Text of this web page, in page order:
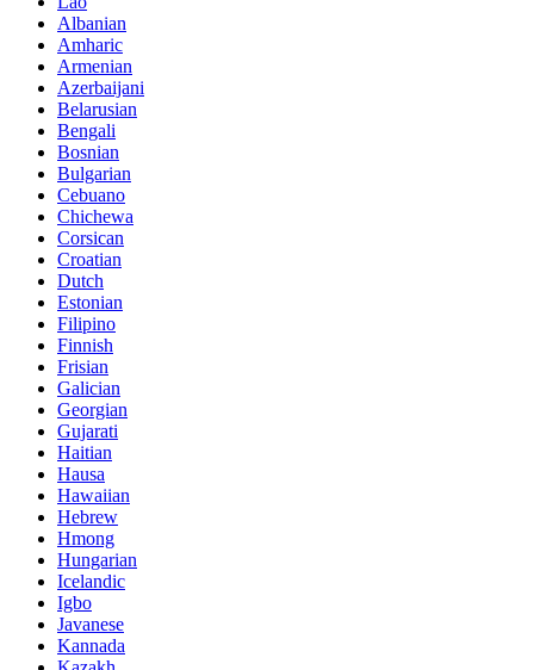
Albanian
Amharic
Armenian
Azerbaijani
Belarusian
Bengali
Bosnian
Bulgarian
Cebuano
Chichewa
Corsican
Croatian
Dutch
Estonian
Filipino
Finnish
Frisian
Galician
Georgian
Gujarati
Haitian
Hausa
Hawaiian
Hebrew
Hmong
Hungarian
Icelandic
Igbo
Javanese
Kannada